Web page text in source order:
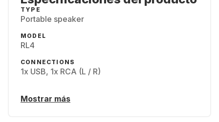
TYPE
Portable speaker
MODEL
RL4
CONNECTIONS
1x USB, 1x RCA (L / R)
Mostrar más